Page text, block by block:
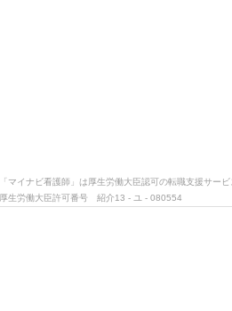
「マイナビ看護師」は厚生労働大臣認可の転職支援サー
厚生労働大臣許可番号 紹介13 - ユ - 080554